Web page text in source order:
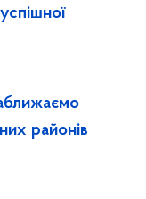
районів